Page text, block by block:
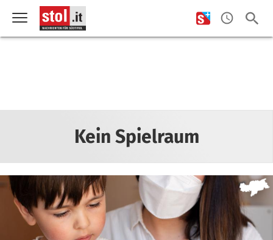
Kein Spielraum